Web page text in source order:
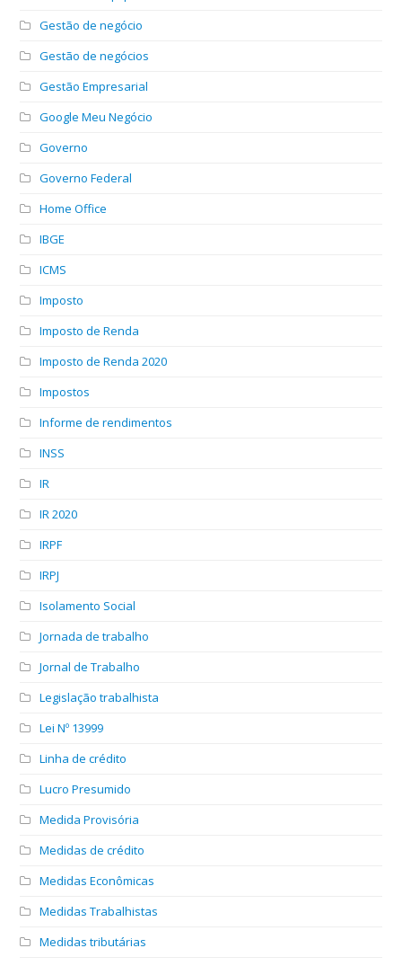
Gestão de negócio
Gestão de negócios
Gestão Empresarial
Google Meu Negócio
Governo
Governo Federal
Home Office
IBGE
ICMS
Imposto
Imposto de Renda
Imposto de Renda 2020
Impostos
Informe de rendimentos
INSS
IR
IR 2020
IRPF
IRPJ
Isolamento Social
Jornada de trabalho
Jornal de Trabalho
Legislação trabalhista
Lei Nº 13999
Linha de crédito
Lucro Presumido
Medida Provisória
Medidas de crédito
Medidas Econômicas
Medidas Trabalhistas
Medidas tributárias